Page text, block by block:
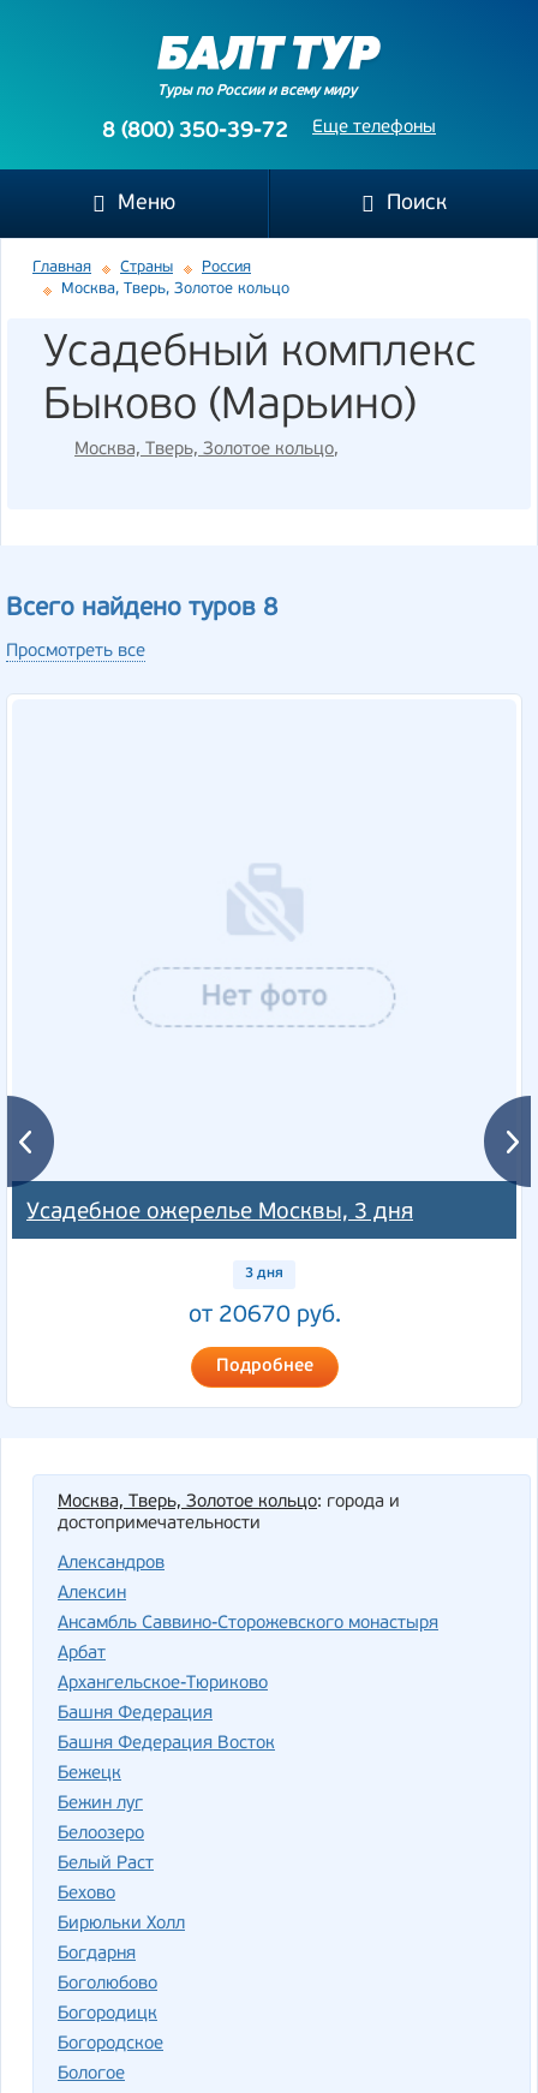
Туры по России и всему миру
Еще телефоны
8 (800) 350-39-72
Меню Поиск
Главная Страны
Россия
Москва, Тверь, Золотое кольцо
Усадебный комплекс
Быково (Марьино)
Москва, Тверь, Золотое кольцо,
Всего найдено туров 8
Просмотреть все
Усадебное ожерелье Москвы, 3 дня
3 дня
от 20670 руб.
Подробнее
Москва, Тверь, Золотое кольцо: города и
достопримечательности
Александров
Алексин
Ансамбль Саввино-Сторожевского монастыря
Арбат
Архангельское-Тюриково
Башня Федерация
Башня Федерация Восток
Бежецк
Бежин луг
Белоозеро
Белый Раст
Бехово
Бирюльки Холл
Богдарня
Боголюбово
Богородицк
Богородское
Бологое